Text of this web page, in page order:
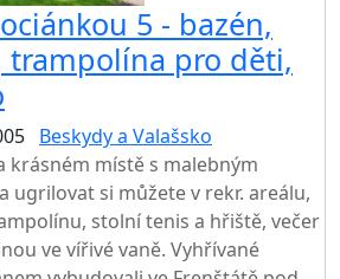
5 - bazén,
pro děti,
Beskydy a Valašsko
krásném místě s malebným
ugrilovat si můžete v rekr. areálu,
stolní tenis a hřiště, večer
ve vířivé vaně. Vyhřívané